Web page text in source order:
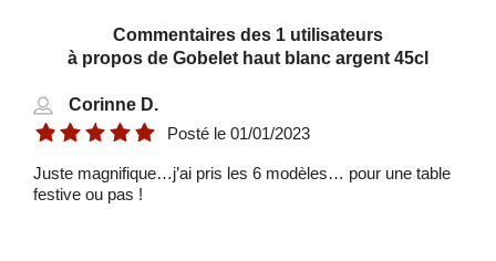
Gobelet haut blanc bronze 45cl
Commentaires des 1 utilisateurs
à propos de Gobelet haut blanc argent 45cl
Corinne D.
Posté le01/01/2023
Juste magnifique…j’ai pris les 6 modèles… pour une table
festive ou pas !